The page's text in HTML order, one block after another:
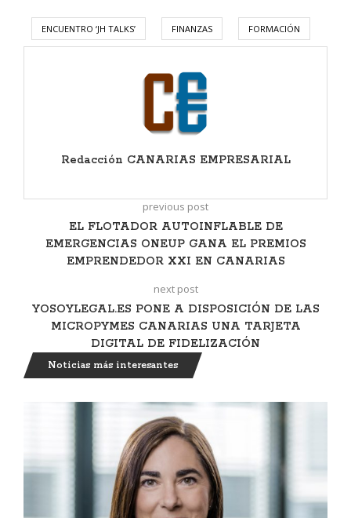
ENCUENTRO ‘JH TALKS’ FINANZAS FORMACIÓN
Redacción CANARIAS EMPRESARIAL
previous post
EL FLOTADOR AUTOINFLABLE DE
EMERGENCIAS ONEUP GANA EL PREMIOS
EMPRENDEDOR XXI EN CANARIAS
next post
YOSOYLEGAL.ES PONE A DISPOSICIÓN DE LAS
MICROPYMES CANARIAS UNA TARJETA
DIGITAL DE FIDELIZACIÓN
Noticias más interesantes